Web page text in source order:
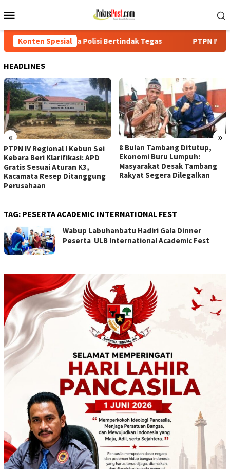
ke
Mobile
Konten Spesial
Polisi Bertindak Tegas PTPN IV Regional I Kebun Sei
HEADLINES
« »
PTPN IV Regional I Kebun Sei
Kebara Beri Klarifikasi: APD
Gratis Sesuai Aturan K3,
Kacamata Resep Ditanggung
Perusahaan
8 Bulan Tambang Ditutup,
Ekonomi Buru Lumpuh:
Masyarakat Desak Tambang
Rakyat Segera Dilegalkan
TAG: PESERTA ACADEMIC INTERNATIONAL FEST
Wabup Labuhanbatu Hadiri Gala Dinner
Peserta ULB International Academic Fest